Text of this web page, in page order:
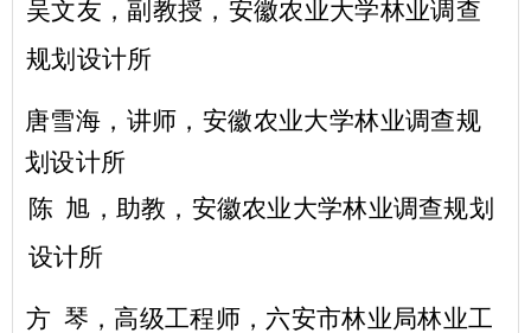
吴文友，副教授，安徽农业大学林业调查
规划设计所
唐雪海，讲师，安徽农业大学林业调查规
划设计所
陈 旭，助教，安徽农业大学林业调查规划
设计所
方 琴，高级工程师，六安市林业局林业工